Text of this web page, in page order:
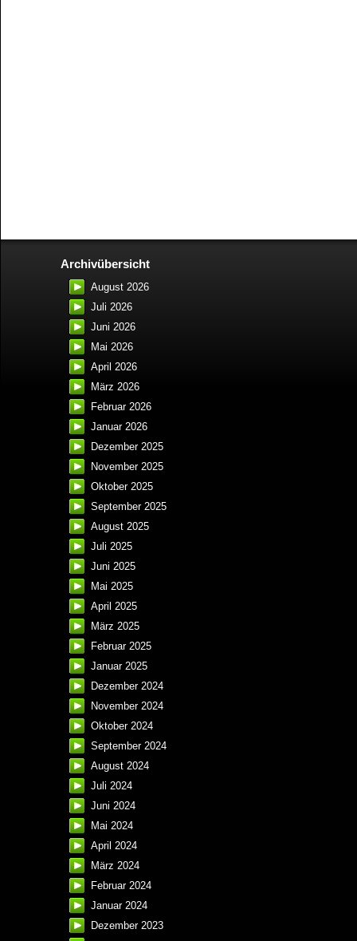
Archivübersicht
August 2026
Juli 2026
Juni 2026
Mai 2026
April 2026
März 2026
Februar 2026
Januar 2026
Dezember 2025
November 2025
Oktober 2025
September 2025
August 2025
Juli 2025
Juni 2025
Mai 2025
April 2025
März 2025
Februar 2025
Januar 2025
Dezember 2024
November 2024
Oktober 2024
September 2024
August 2024
Juli 2024
Juni 2024
Mai 2024
April 2024
März 2024
Februar 2024
Januar 2024
Dezember 2023